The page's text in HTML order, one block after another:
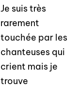
Je suis très
rarement
touchée par les
chanteuses qui
crient mais je
trouve